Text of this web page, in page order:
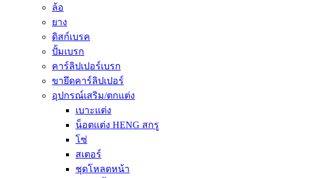
ล้อ
ยาง
ดิสก์เบรค
ปั้มเบรก
คาร์ลิปเปอร์เบรก
ขายึดคาร์ลิปเปอร์
อุปกรณ์เสริม/ตกแต่ง
เบาะแต่ง
น็อตแต่ง HENG สกรู
โซ่
สเตอร์
ชุดโหลดหน้า